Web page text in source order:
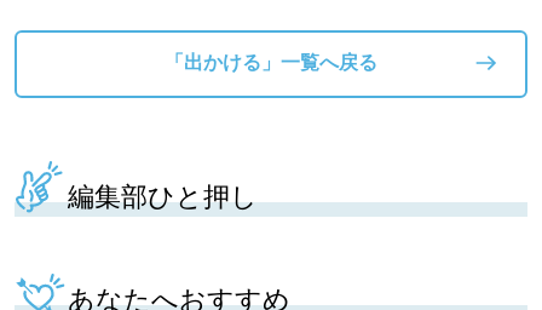
「出かける」一覧へ戻る
編集部ひと押し
あなたへおすすめ